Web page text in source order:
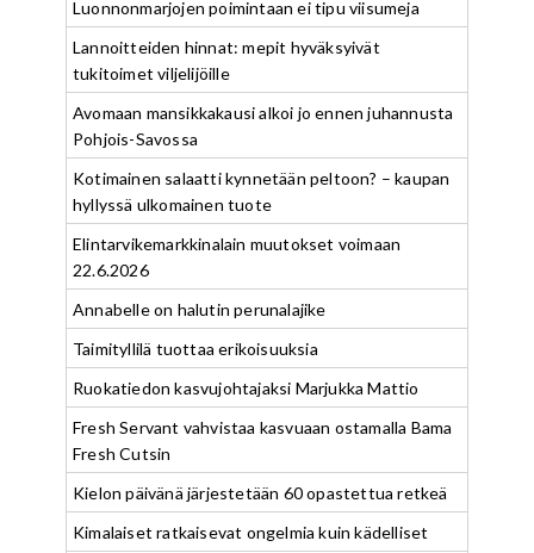
Luonnonmarjojen poimintaan ei tipu viisumeja
Lannoitteiden hinnat: mepit hyväksyivät
tukitoimet viljelijöille
Avomaan mansikkakausi alkoi jo ennen juhannusta
Pohjois-Savossa
Kotimainen salaatti kynnetään peltoon? – kaupan
hyllyssä ulkomainen tuote
Elintarvikemarkkinalain muutokset voimaan
22.6.2026
Annabelle on halutin perunalajike
Taimityllilä tuottaa erikoisuuksia
Ruokatiedon kasvujohtajaksi Marjukka Mattio
Fresh Servant vahvistaa kasvuaan ostamalla Bama
Fresh Cutsin
Kielon päivänä järjestetään 60 opastettua retkeä
Kimalaiset ratkaisevat ongelmia kuin kädelliset